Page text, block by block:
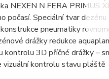
NEXEN N FERA PRIMUS
počasí. Speciální tvar
pneumatiky
drážky redukce
kontrolu 3D příčné drážky –
vizuální kontrolu stavu pláště